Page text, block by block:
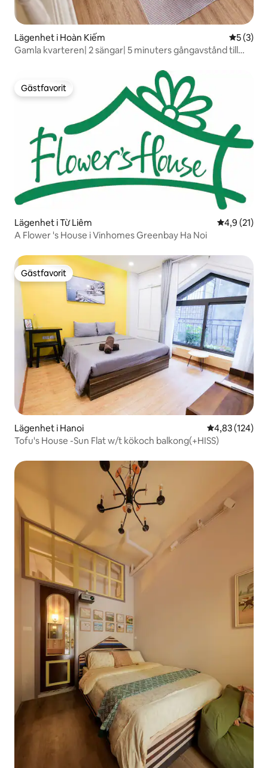
Lägenhet i Hoàn Kiếm 5 av 5 i
5 (3)
Gamla kvarteren| 2 sängar| 5 minuters gångavstånd till
Gästfavorit
Gästfavorit
Lägenhet i Từ Liêm 4,9 av 5 i
4,9 (21)
A Flower 's House i Vinhomes Greenbay Ha Noi
Gästfavorit
Gästfavorit
Lägenhet i Hanoi 4,83 av 5 i
4,83 (124)
Tofu's House -Sun Flat w/t kökoch balkong(+HISS)